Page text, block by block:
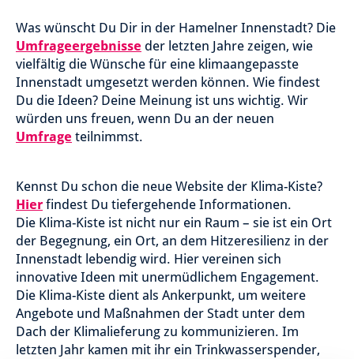
Was wünscht Du Dir in der Hamelner Innenstadt? Die
Umfrageergebnisse der letzten Jahre zeigen, wie
vielfältig die Wünsche für eine klimaangepasste
Innenstadt umgesetzt werden können. Wie findest
Du die Ideen? Deine Meinung ist uns wichtig. Wir
würden uns freuen, wenn Du an der neuen
Umfrage teilnimmst.
Kennst Du schon die neue Website der Klima-Kiste?
Hier findest Du tiefergehende Informationen.
Die Klima-Kiste ist nicht nur ein Raum – sie ist ein Ort
der Begegnung, ein Ort, an dem Hitzeresilienz in der
Innenstadt lebendig wird. Hier vereinen sich
innovative Ideen mit unermüdlichem Engagement.
Die Klima-Kiste dient als Ankerpunkt, um weitere
Angebote und Maßnahmen der Stadt unter dem
Dach der Klimalieferung zu kommunizieren. Im
letzten Jahr kamen mit ihr ein Trinkwasserspender,